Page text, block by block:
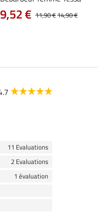
11,90 €14,90 €
9,52 €
11 Evaluations
2 Evaluations
1 évaluation